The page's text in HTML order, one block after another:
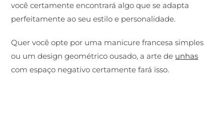
você certamente encontrará algo que se adapta
perfeitamente ao seu estilo e personalidade.
Quer você opte por uma manicure francesa simples
ou um design geométrico ousado, a arte de unhas
com espaço negativo certamente fará isso.